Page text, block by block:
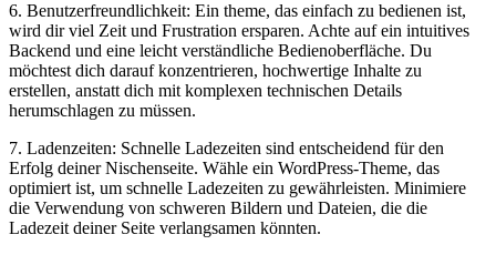
6. Benutzerfreundlichkeit: Ein ⁤theme, das ⁤einfach zu bedienen ist,
‌wird dir viel Zeit ⁤und Frustration ersparen. Achte auf ein intuitives
Backend und ⁤eine leicht verständliche Bedienoberfläche. Du⁣
möchtest dich darauf konzentrieren, hochwertige Inhalte ⁣zu
⁣erstellen, anstatt dich mit komplexen technischen Details
herumschlagen zu müssen.
7. Ladenzeiten: Schnelle Ladezeiten⁣ sind entscheidend für⁤ den
Erfolg deiner Nischenseite. Wähle ein WordPress-Theme, das
⁤optimiert ist, um ⁢schnelle Ladezeiten ⁤zu gewährleisten. Minimiere⁢
die ‍Verwendung ​von⁢ schweren Bildern und Dateien, die die
Ladezeit deiner ​Seite ‍verlangsamen ​könnten.